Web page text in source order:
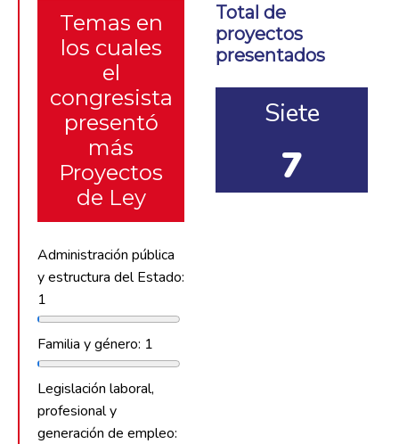
Temas en
los cuales
el
congresista
presentó
más
Proyectos
de Ley
Administración pública
y estructura del Estado:
1
Familia y género: 1
Legislación laboral,
profesional y
generación de empleo:
Total de
proyectos
presentados
Siete
7